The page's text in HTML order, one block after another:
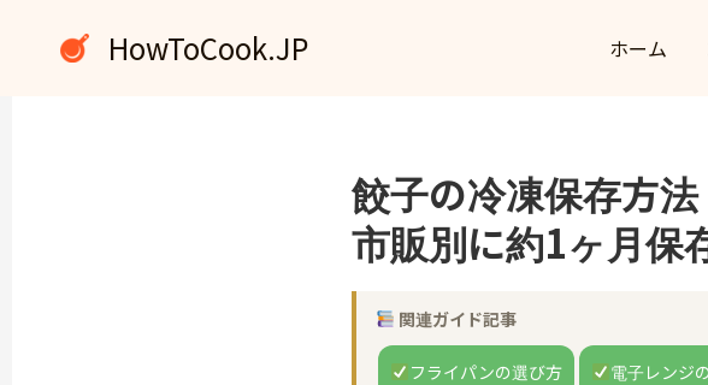
HowToCook.JP ホーム
餃子の冷凍保存方法
市販別に約1ヶ月保
関連ガイド記事
フライパンの選び方 電子レンジ